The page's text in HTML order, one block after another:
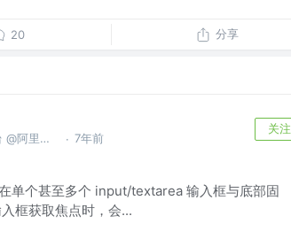
20 分享
阿里云智能事业群-基础产品事业部-混合云平台 @阿里巴巴 · 7年前
关注
单个甚至多个 input/textarea 输入框与底部固
框获取焦点时，会...